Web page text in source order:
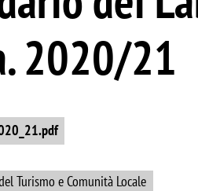
2020/21
Turismo e Comunità Locale